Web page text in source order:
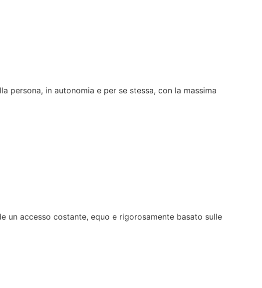
persona, in autonomia e per se stessa, con la massima
un accesso costante, equo e rigorosamente basato sulle